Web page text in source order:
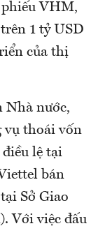
phiếu VHM,
1 tỷ USD
của thị
Nhà nước,
vụ thoái vốn
lệ tại
bán
Sở Giao
Với việc đấu